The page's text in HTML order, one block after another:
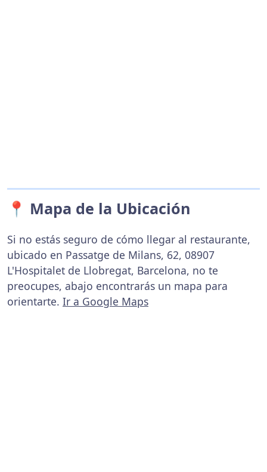
📍 Mapa de la Ubicación
Si no estás seguro de cómo llegar al restaurante,
ubicado en Passatge de Milans, 62, 08907
L'Hospitalet de Llobregat, Barcelona, no te
preocupes, abajo encontrarás un mapa para
orientarte. Ir a Google Maps